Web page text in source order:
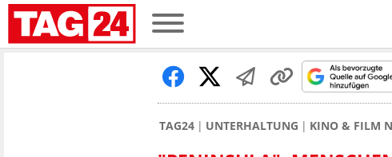
TAG24 UNTERHALTUNG KINO & FILM